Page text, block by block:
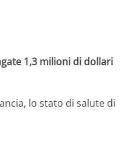
1,3 milioni di dollari
lo stato di salute di